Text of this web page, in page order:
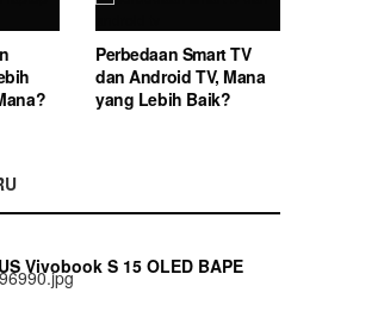
Perbedaan Smart TV
dan Android TV, Mana
yang Lebih Baik?
Vivobook S 15 OLED BAPE